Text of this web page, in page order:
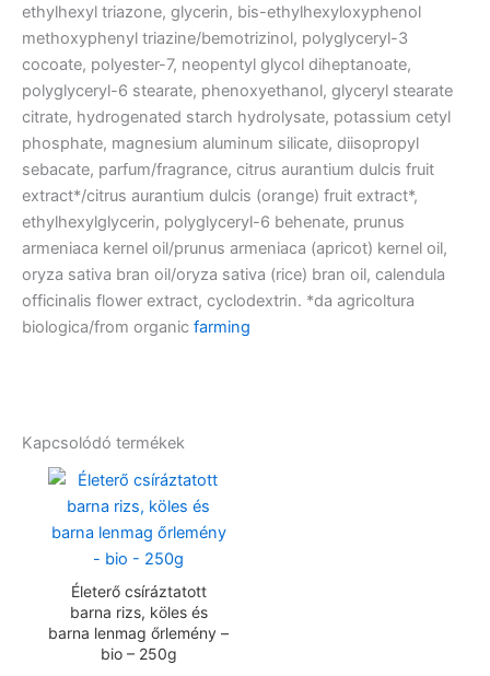
ethylhexyl triazone, glycerin, bis-ethylhexyloxyphenol
methoxyphenyl triazine/bemotrizinol, polyglyceryl-3
cocoate, polyester-7, neopentyl glycol diheptanoate,
polyglyceryl-6 stearate, phenoxyethanol, glyceryl stearate
citrate, hydrogenated starch hydrolysate, potassium cetyl
phosphate, magnesium aluminum silicate, diisopropyl
sebacate, parfum/fragrance, citrus aurantium dulcis fruit
extract*/citrus aurantium dulcis (orange) fruit extract*,
ethylhexylglycerin, polyglyceryl-6 behenate, prunus
armeniaca kernel oil/prunus armeniaca (apricot) kernel oil,
oryza sativa bran oil/oryza sativa (rice) bran oil, calendula
officinalis flower extract, cyclodextrin. *da agricoltura
biologica/from organic farming
Kapcsolódó termékek
Életerő csíráztatott
barna rizs, köles és
barna lenmag őrlemény –
bio – 250g